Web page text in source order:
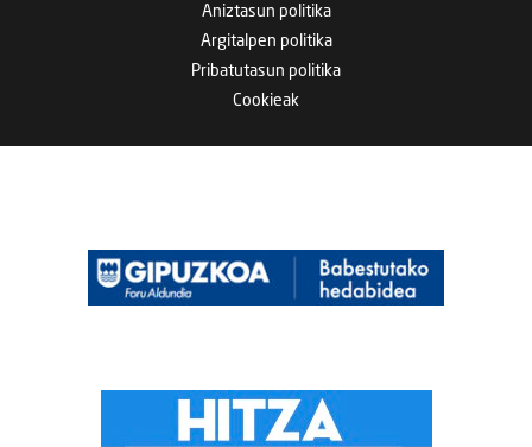
Aniztasun politika
Argitalpen politika
Pribatutasun politika
Cookieak